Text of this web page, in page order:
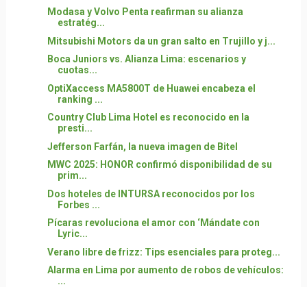
Modasa y Volvo Penta reafirman su alianza
estratég...
Mitsubishi Motors da un gran salto en Trujillo y j...
Boca Juniors vs. Alianza Lima: escenarios y
cuotas...
OptiXaccess MA5800T de Huawei encabeza el
ranking ...
Country Club Lima Hotel es reconocido en la
presti...
Jefferson Farfán, la nueva imagen de Bitel
MWC 2025: HONOR confirmó disponibilidad de su
prim...
Dos hoteles de INTURSA reconocidos por los
Forbes ...
Pícaras revoluciona el amor con ‘Mándate con
Lyric...
Verano libre de frizz: Tips esenciales para proteg...
Alarma en Lima por aumento de robos de vehículos:
...